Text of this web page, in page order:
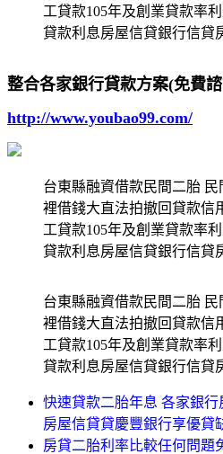
工貸款105年及創業貸款率
貸款利息房屋信貸銀行信貸
整合各家銀行貸款方案(免費諮
http://www.youbao99.com/
台東縣融資借款民間二胎
裡借錢大直法拍撤回貸款信
工貸款105年及創業貸款率
貸款利息房屋信貸銀行信貸
台東縣融資借款民間二胎
裡借錢大直法拍撤回貸款信
工貸款105年及創業貸款率
貸款利息房屋信貸銀行信貸
快速貸款二胎年息 各家銀
房屋信貸貸慶豐銀行享優貸
房貸二胎利率比較任何問題